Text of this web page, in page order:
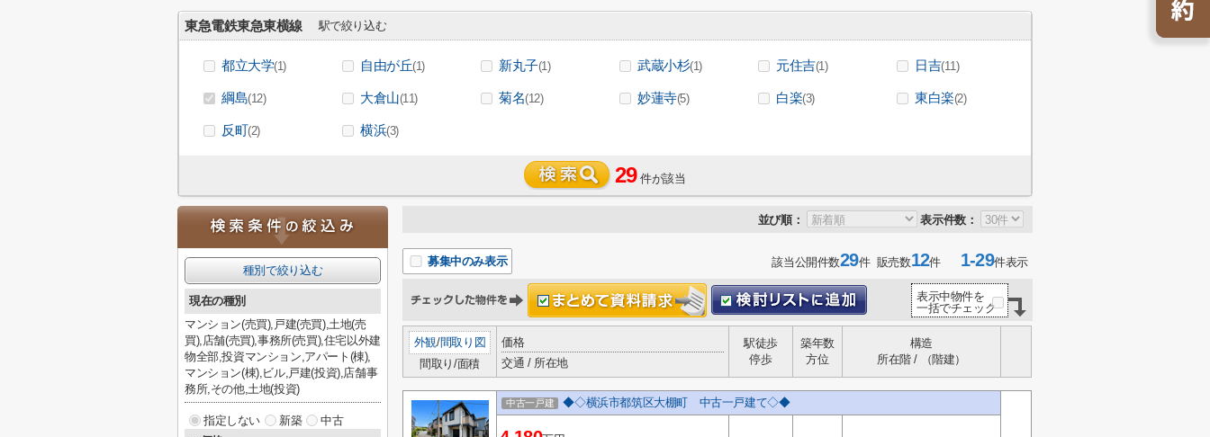
東急電鉄東急東横線 駅で絞り込む
都立大学(1) 自由が丘(1) 新丸子(1) 武蔵小杉(1) 元住吉(1) 日吉(11)
綱島(12) 大倉山(11) 菊名(12) 妙蓮寺(5) 白楽(3) 東白楽(2)
反町(2) 横浜(3)
29 件が該当
並び順： 表示件数：
募集中のみ表示 該当公開件数29件 販売数12件1-29件表示
表示中物件を
一括でチェック
外観/間取り図
間取り/面積
価格
交通 / 所在地
駅徒歩
停歩
築年数
方位
構造
所在階 / （階建）
中古一戸建 ◆◇横浜市都筑区大棚町 中古一戸建て◇◆
種別で絞り込む
現在の種別
マンション(売買),戸建(売買),土地(売
買),店舗(売買),事務所(売買),住宅以外建
物全部,投資マンション,アパート(棟),
マンション(棟),ビル,戸建(投資),店舗事
務所,その他,土地(投資)
指定しない 新築
中古